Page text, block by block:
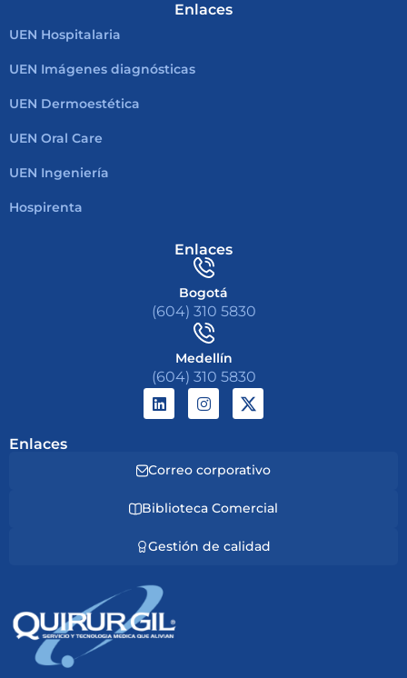
Enlaces
UEN Hospitalaria
UEN Imágenes diagnósticas
UEN Dermoestética
UEN Oral Care
UEN Ingeniería
Hospirenta
Enlaces
Bogotá
(604) 310 5830
Medellín
(604) 310 5830
Enlaces
Correo corporativo
Biblioteca Comercial
Gestión de calidad